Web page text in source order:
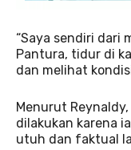
“Saya sendiri dari
Pantura, tidur di
dan melihat
Menurut
dilakukan karena
utuh dan faktual